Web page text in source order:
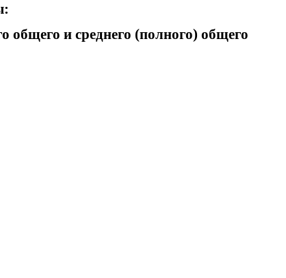
и среднего (полного) общего